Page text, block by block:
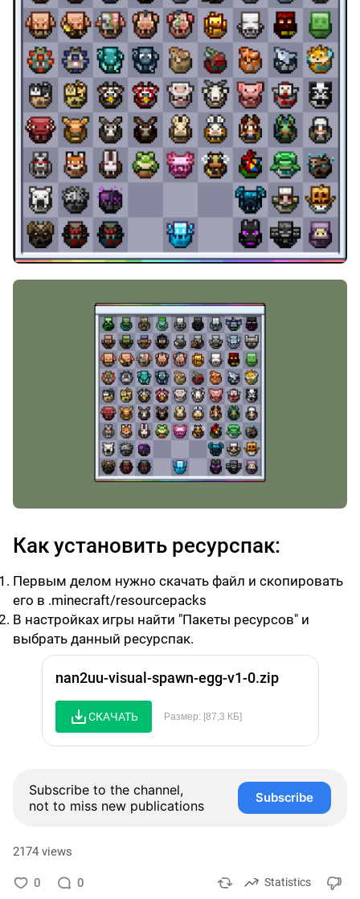
Как установить ресурспак:
Первым делом нужно скачать файл и скопировать
его в .minecraft/resourcepacks
В настройках игры найти "Пакеты ресурсов" и
выбрать данный ресурспак.
nan2uu-visual-spawn-egg-v1-0.zip
СКАЧАТЬ Размер: [87,3 КБ]
Subscribe to the channel,
not to miss new publications
Subscribe
2174 views
0 0 Statistics